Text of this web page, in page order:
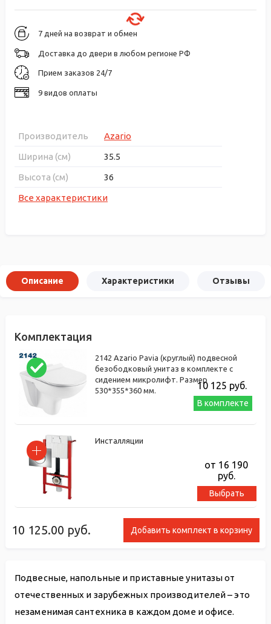
7 дней на возврат и обмен
Доставка до двери в любом регионе РФ
Прием заказов 24/7
9 видов оплаты
Производитель
Azario
Ширина (см)
35.5
Высота (см)
36
Все характеристики
Описание Характеристики Отзывы
Комплектация
10 125.00 руб. Добавить комплект в корзину
2142 Azario Pavia (круглый) подвесной
безободковый унитаз в комплекте с
сидением микролифт. Размер
530*355*360 мм.
10 125 руб.
В комплекте
Инсталляции
от 16 190
руб.
Выбрать
Подвесные, напольные и приставные унитазы от
отечественных и зарубежных производителей – это
незаменимая сантехника в каждом доме и офисе.